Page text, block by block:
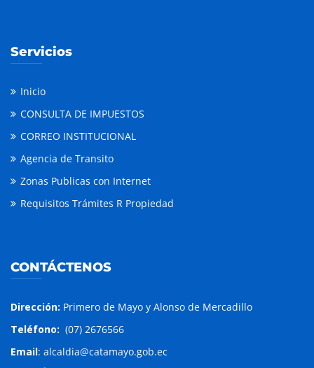
Servicios
Inicio
CONSULTA DE IMPUESTOS
CORREO INSTITUCIONAL
Agencia de Transito
Zonas Publicas con Internet
Requisitos Trámites R Propiedad
CONTÁCTENOS
Dirección: Primero de Mayo y Alonso de Mercadillo
Teléfono: (07) 2676566
Email: alcaldia@catamayo.gob.ec